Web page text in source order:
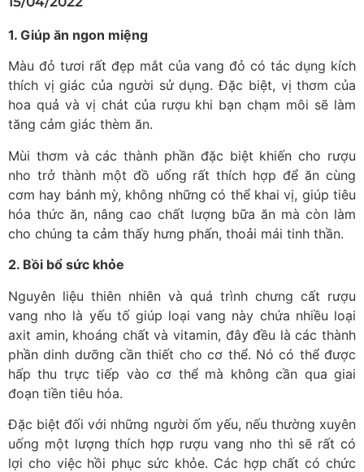
1. Giúp ăn ngon miệng
Màu đỏ tươi rất đẹp mắt của vang đỏ có tác dụng kích
thích vị giác của người sử dụng. Đặc biệt, vị thơm của
hoa quả và vị chát của rượu khi bạn chạm môi sẽ làm
tăng cảm giác thèm ăn.
Mùi thơm và các thành phần đặc biệt khiến cho rượu
nho trở thành một đồ uống rất thích hợp để ăn cùng
cơm hay bánh mỳ, không những có thể khai vị, giúp tiêu
hóa thức ăn, nâng cao chất lượng bữa ăn mà còn làm
cho chúng ta cảm thấy hưng phấn, thoải mái tinh thần.
2. Bồi bổ sức khỏe
Nguyên liệu thiên nhiên và quá trình chưng cất rượu
vang nho là yếu tố giúp loại vang này chứa nhiều loại
axit amin, khoáng chất và vitamin, đây đều là các thành
phần dinh dưỡng cần thiết cho cơ thể. Nó có thể được
hấp thu trực tiếp vào cơ thể mà không cần qua giai
đoạn tiền tiêu hóa.
Đặc biệt đối với những người ốm yếu, nếu thường xuyên
uống một lượng thích hợp rượu vang nho thì sẽ rất có
lợi cho việc hồi phục sức khỏe. Các hợp chất có chức